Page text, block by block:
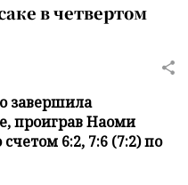
в четвертом
завершила
проиграв Наоми
6:2, 7:6 (7:2) по